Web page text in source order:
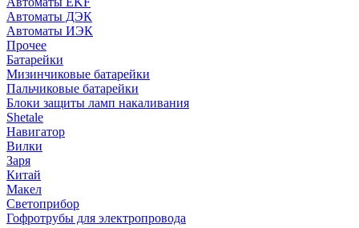
Автоматы ДЭК
Автоматы ИЭК
Прочее
Батарейки
Мизинчиковые батарейки
Пальчиковые батарейки
Блоки защиты ламп накаливания
Shetale
Навигатор
Вилки
Заря
Китай
Макел
Светоприбор
Гофротрубы для электропровода